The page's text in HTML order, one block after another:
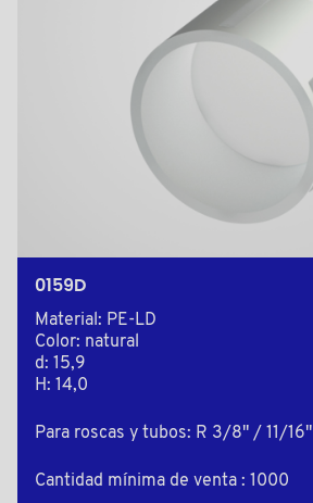
0159D
Material: PE-LD
Color: natural
d: 15,9
H: 14,0
Para roscas y tubos: R 3/8" / 11/16"
Cantidad mínima de venta : 1000